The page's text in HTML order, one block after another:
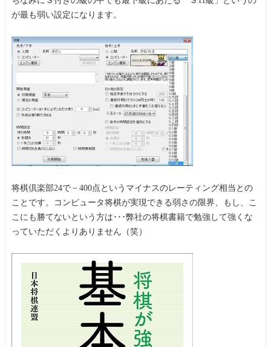
が最も弱い設定になります。
将棋倶楽部24で－400点というマイナスのレーティング相当との
ことです。コンピュータ将棋が実現できる弱さの限界、もし、こ
こにも勝てないという方は･･･弊社の将棋書籍で勉強して強くな
っていただくよりありません（笑）